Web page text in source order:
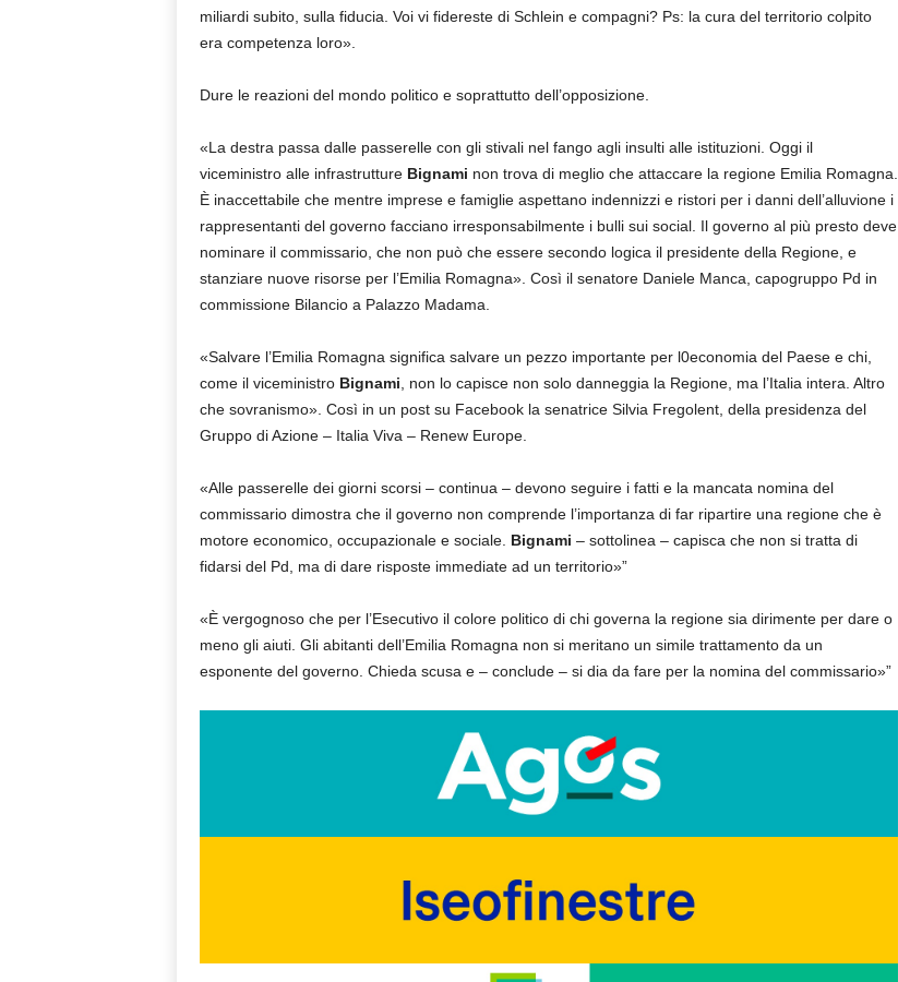
miliardi subito, sulla fiducia. Voi vi fidereste di Schlein e compagni? Ps: la cura del territorio colpito
era competenza loro».
Dure le reazioni del mondo politico e soprattutto dell’opposizione.
«La destra passa dalle passerelle con gli stivali nel fango agli insulti alle istituzioni. Oggi il
viceministro alle infrastrutture Bignami non trova di meglio che attaccare la regione Emilia Romagna.
È inaccettabile che mentre imprese e famiglie aspettano indennizzi e ristori per i danni dell’alluvione i
rappresentanti del governo facciano irresponsabilmente i bulli sui social. Il governo al più presto deve
nominare il commissario, che non può che essere secondo logica il presidente della Regione, e
stanziare nuove risorse per l’Emilia Romagna». Così il senatore Daniele Manca, capogruppo Pd in
commissione Bilancio a Palazzo Madama.
«Salvare l’Emilia Romagna significa salvare un pezzo importante per l0economia del Paese e chi,
come il viceministro Bignami , non lo capisce non solo danneggia la Regione, ma l’Italia intera. Altro
che sovranismo». Così in un post su Facebook la senatrice Silvia Fregolent, della presidenza del
Gruppo di Azione – Italia Viva – Renew Europe.
«Alle passerelle dei giorni scorsi – continua – devono seguire i fatti e la mancata nomina del
commissario dimostra che il governo non comprende l’importanza di far ripartire una regione che è
motore economico, occupazionale e sociale. Bignami – sottolinea – capisca che non si tratta di
fidarsi del Pd, ma di dare risposte immediate ad un territorio»”
«È vergognoso che per l’Esecutivo il colore politico di chi governa la regione sia dirimente per dare o
meno gli aiuti. Gli abitanti dell’Emilia Romagna non si meritano un simile trattamento da un
esponente del governo. Chieda scusa e – conclude – si dia da fare per la nomina del commissario»”